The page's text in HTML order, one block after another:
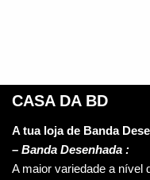
CASA DA BD
A tua loja de Banda
– Banda Desenhada :
A maior variedade a nível